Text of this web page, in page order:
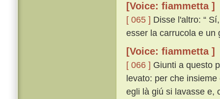
[Voice: fiammetta ]
[ 065 ] Disse l'altro: “
esser la carrucola e un
[Voice: fiammetta ]
[ 066 ] Giunti a questo
levato: per che
egli là giú si lavasse e,